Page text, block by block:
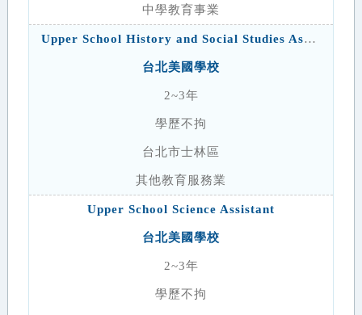
中學教育事業
Upper School History and Social Studies Assistant
台北美國學校
2~3年
學歷不拘
台北市士林區
其他教育服務業
Upper School Science Assistant
台北美國學校
2~3年
學歷不拘